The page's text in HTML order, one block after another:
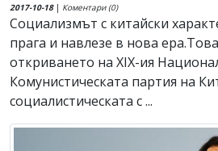
2017-10-18| Коментари (0)
Социализмът с китайски
прага и навлезе в нова
откриването на XIX-ия
Комунистическата партия на
социалистическата с ...